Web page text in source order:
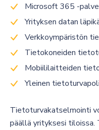
Microsoft 365 -
Yrityksen datan
Verkkoympäristön
Tietokoneiden
Mobiililaitteiden
Yleinen
Tietoturvakatselmointi
päällä yrityksesi tiloissa.